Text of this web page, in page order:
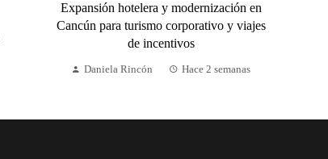
Expansión hotelera y modernización en
Cancún para turismo corporativo y viajes
de incentivos
Daniela Rincón Hace 2 semanas